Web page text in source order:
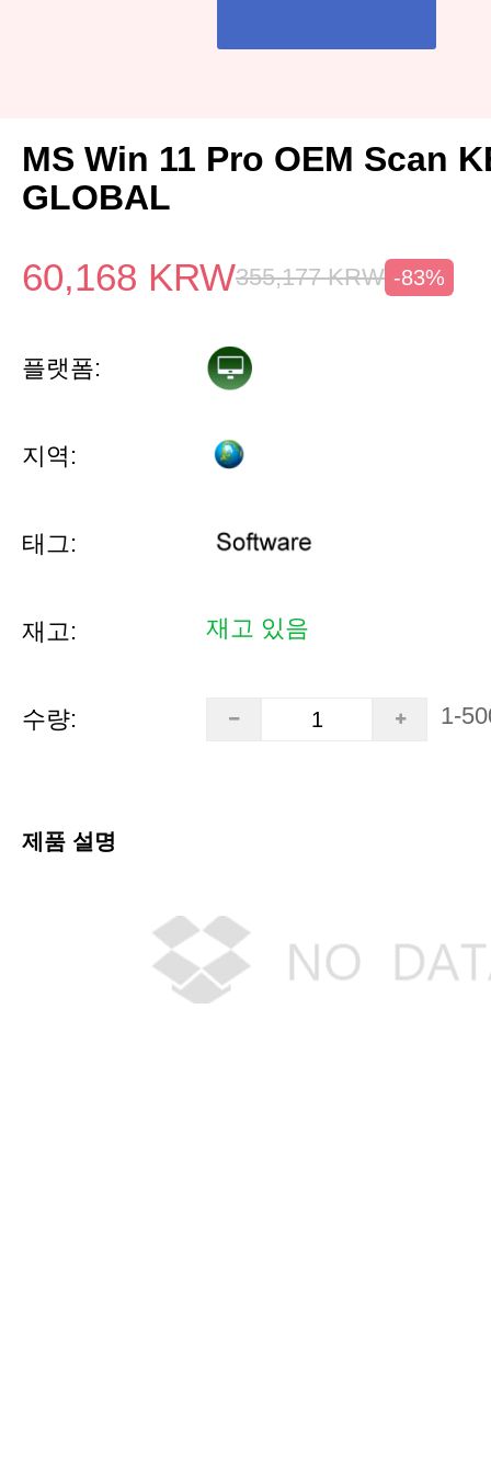
MS Win 11 Pro OEM Scan
GLOBAL
60,168 KRW355,177 KRW -83%
플랫폼:
지역:
태그:
재고: 재고 있음
수량: 1-
제품 설명